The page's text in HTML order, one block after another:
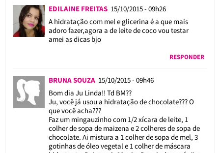
EDILAINE FREITAS 15/10/2015 - 09h26
A hidratação com mel e glicerina é a que mais
adoro fazer,agora a de leite de coco vou testar
amei as dicas bjo
RESPONDER
BRUNA SOUZA 15/10/2015 - 09h46
Bom dia Ju Linda!! Td BM??
Ju, você já usou a hidratação de chocolate??? O
que você acha???
Faz um mingauzinho com 1/2 xícara de leite, 1
colher de sopa de maizena e 2 colheres de sopa de
chocolate. Ai mistura a 1 colher de sopa de mel, 3
gotinhas de óleo vegetal e 1 colher de máscara